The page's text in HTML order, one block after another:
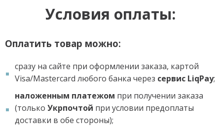
Условия оплаты:
Оплатить товар можно:
сразу на сайте при оформлении заказа, картой
Visa/Mastercard любого банка через сервис LiqPay;
наложенным платежом при получении заказа
(только Укрпочтой при условии предоплаты
доставки в обе стороны);